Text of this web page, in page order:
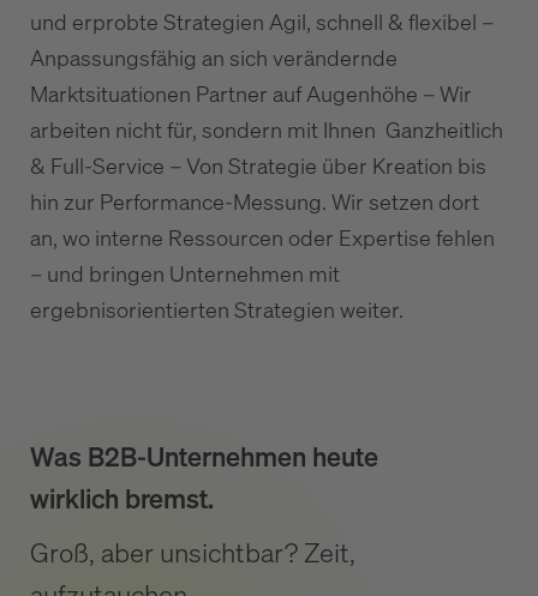
und erprobte Strategien Agil, schnell & flexibel –
Anpassungsfähig an sich verändernde
Marktsituationen Partner auf Augenhöhe – Wir
arbeiten nicht für, sondern mit Ihnen Ganzheitlich
& Full-Service – Von Strategie über Kreation bis
hin zur Performance-Messung. Wir setzen dort
an, wo interne Ressourcen oder Expertise fehlen
– und bringen Unternehmen mit
ergebnisorientierten Strategien weiter.
Was B2B-Unternehmen heute
wirklich bremst.
Groß, aber unsichtbar? Zeit,